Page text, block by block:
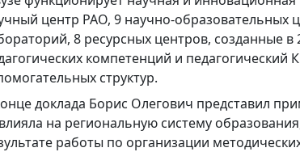
центр РАО, 9 научно-образовательных
8 ресурсных центров, созданные в
компетенций и
структур.
доклада Борис Олегович представил
на региональную систему
работы по организации